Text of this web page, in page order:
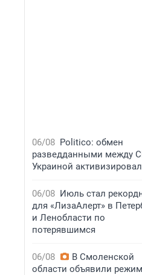
06/08 Politico: обмен
разведданными между
Украиной
06/08 Июль стал
для «ЛизаАлерт» в
и Ленобласти по
потерявшимся
06/08
В Смоленской
области объявили